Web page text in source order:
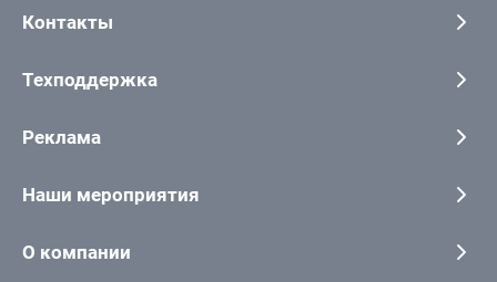
Контакты
Техподдержка
Реклама
Наши мероприятия
О компании